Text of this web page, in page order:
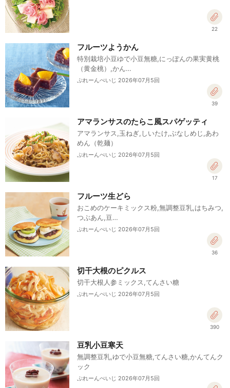
22
フルーツようかん
特別栽培小豆ゆで小豆無糖,にっぽんの果実黄桃
（黄金桃）,かん…
ぷれーんぺいじ 2026年07月5回
39
アマランサスのたらこ風スパゲッティ
アマランサス,玉ねぎ,しいたけ,ぶなしめじ,あわ
めん（乾麺）
ぷれーんぺいじ 2026年07月5回
17
フルーツ生どら
おこめのケーキミックス粉,無調整豆乳,はちみつ,
つぶあん,豆…
ぷれーんぺいじ 2026年07月5回
36
切干大根のピクルス
切干大根人参ミックス,てんさい糖
ぷれーんぺいじ 2026年07月5回
390
豆乳小豆寒天
無調整豆乳,ゆで小豆無糖,てんさい糖,かんてんク
ック
ぷれーんぺいじ 2026年07月5回